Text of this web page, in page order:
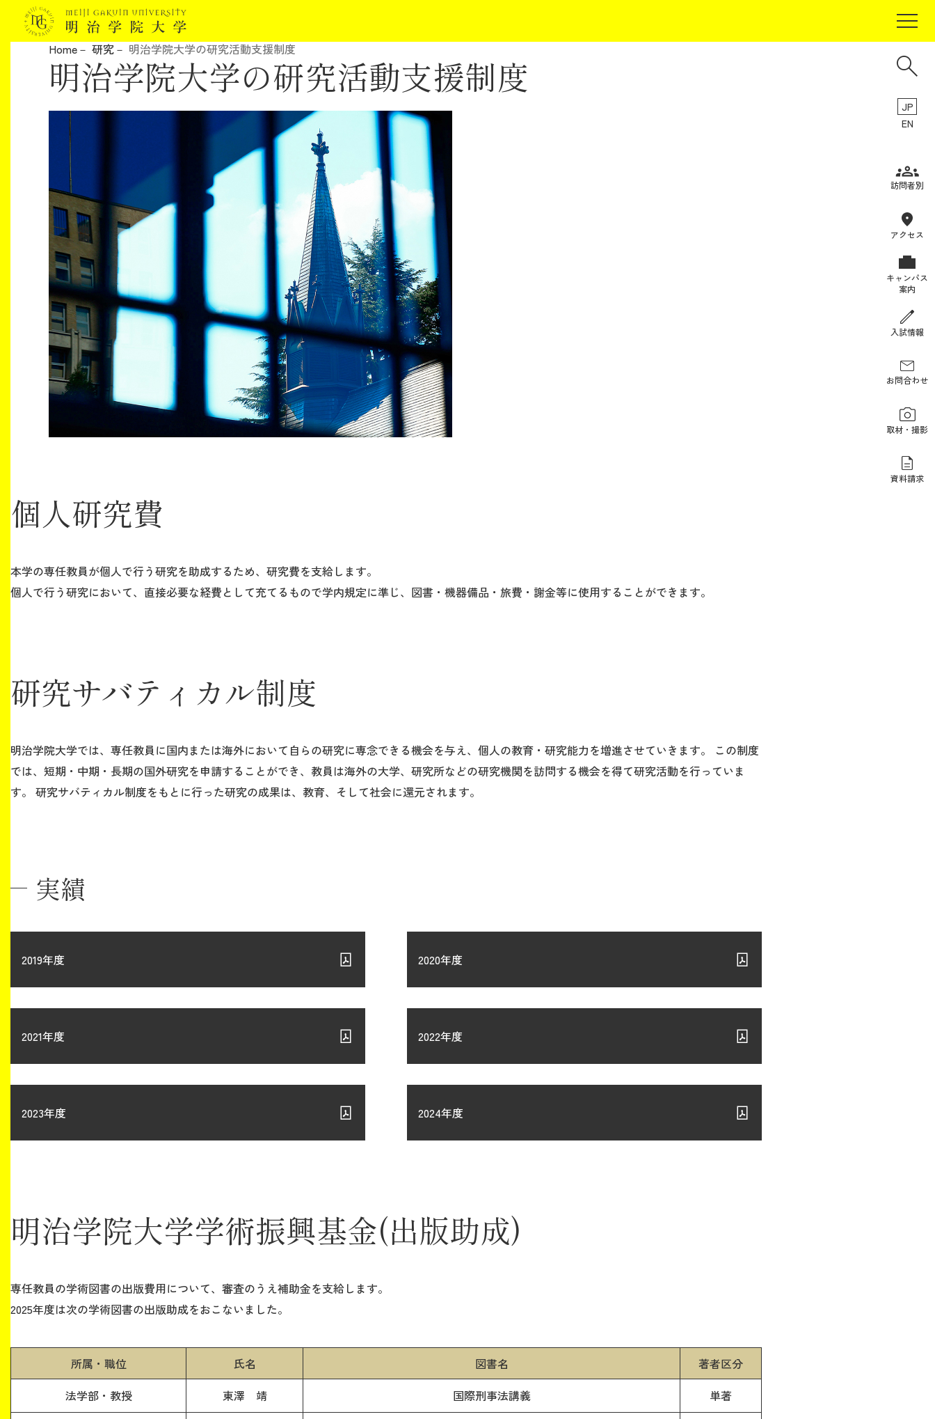
JP
EN
訪問者別
アクセス
キャンパス
案内
入試情報
お問合わせ
取材・撮影
資料請求
明治学院大学について
学生生活
留学・国際交流
キャリア
ボランティア
生涯学習・社会連携
2026年9月入学者向け 新入生サイト
MGグッズ オンラインショップ
（外部サイト）
Home 研究 明治学院大学の研究活動支援制度
明治学院大学の研究活動支援制度
個人研究費
本学の専任教員が個人で行う研究を助成するため、研究費を支給します。
個人で行う研究において、直接必要な経費として充てるもので学内規定に準じ、図書・機器備品・旅費・謝金等に使用することができます。
研究サバティカル制度
明治学院大学では、専任教員に国内または海外において自らの研究に専念できる機会を与え、個人の教育・研究能力を増進させていきます。 この制度
では、短期・中期・長期の国外研究を申請することができ、教員は海外の大学、研究所などの研究機関を訪問する機会を得て研究活動を行っていま
す。 研究サバティカル制度をもとに行った研究の成果は、教育、そして社会に還元されます。
実績
2019年度 2020年度
2021年度 2022年度
2023年度 2024年度
明治学院大学学術振興基金(出版助成)
専任教員の学術図書の出版費用について、審査のうえ補助金を支給します。
2025年度は次の学術図書の出版助成をおこないました。
所属・職位 氏名 図書名
著者区分
法学部・教授
東澤 靖 国際刑事法講義 単著